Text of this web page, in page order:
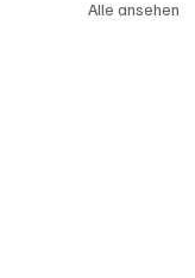
Alle ansehen